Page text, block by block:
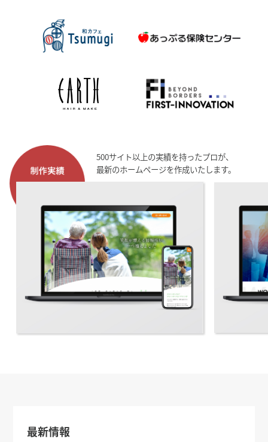
500サイト以上の実績を持ったプロが、
最新のホームページを作成いたします。
最新情報